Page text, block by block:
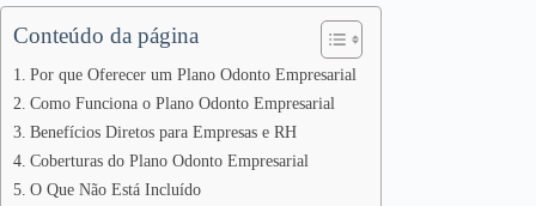
Conteúdo da página
Por que Oferecer um Plano Odonto Empresarial
Como Funciona o Plano Odonto Empresarial
Benefícios Diretos para Empresas e RH
Coberturas do Plano Odonto Empresarial
O Que Não Está Incluído